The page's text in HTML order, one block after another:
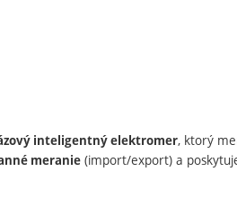
inteligentný elektromer, ktorý
meranie (import/export) a